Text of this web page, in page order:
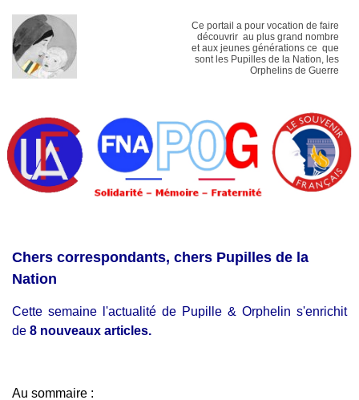
Ce portail a pour vocation de faire
découvrir au plus grand nombre
et aux jeunes générations ce que
sont les Pupilles de la Nation, les
Orphelins de Guerre
Chers correspondants, chers Pupilles de la
Nation
Cette semaine l'actualité de Pupille & Orphelin s'enrichit
de 8 nouveaux articles.
Au sommaire :